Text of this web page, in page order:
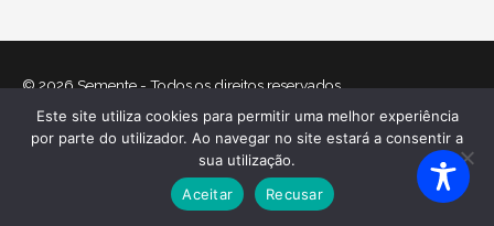
© 2026Semente- Todos os direitos reservados
Home O que nos move Equipa Atividades
Relatórios
Contactos
Política de Cookies
Política de Privacidade
Este site utiliza cookies para permitir uma melhor experiência
por parte do utilizador. Ao navegar no site estará a consentir a
sua utilização.
Aceitar
Recusar